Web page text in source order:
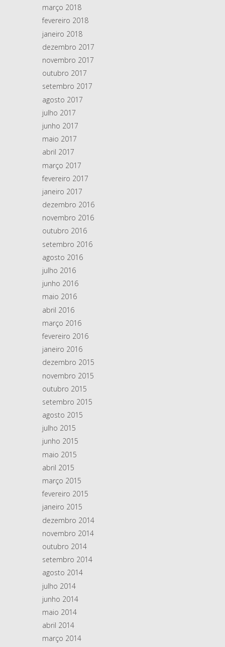
março 2018
fevereiro 2018
janeiro 2018
dezembro 2017
novembro 2017
outubro 2017
setembro 2017
agosto 2017
julho 2017
junho 2017
maio 2017
abril 2017
março 2017
fevereiro 2017
janeiro 2017
dezembro 2016
novembro 2016
outubro 2016
setembro 2016
agosto 2016
julho 2016
junho 2016
maio 2016
abril 2016
março 2016
fevereiro 2016
janeiro 2016
dezembro 2015
novembro 2015
outubro 2015
setembro 2015
agosto 2015
julho 2015
junho 2015
maio 2015
abril 2015
março 2015
fevereiro 2015
janeiro 2015
dezembro 2014
novembro 2014
outubro 2014
setembro 2014
agosto 2014
julho 2014
junho 2014
maio 2014
abril 2014
março 2014